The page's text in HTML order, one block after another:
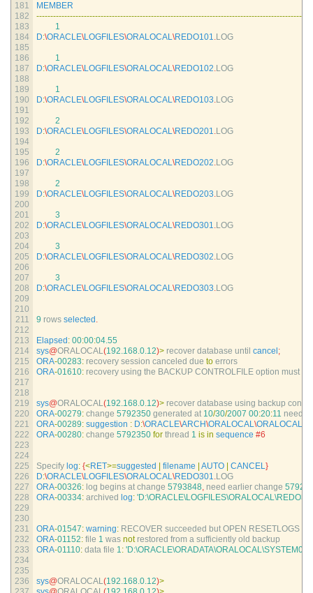
181
182
183
184
185
186
187
188
189
190
191
192
193
194
195
196
197
198
199
200
201
202
203
204
205
206
207
208
209
210
211
212
213
214
215
216
217
218
219
220
221
222
223
224
225
226
227
228
229
230
231
232
233
234
235
236
MEMBER
------------------------------------------------------------------------------------------------
1
D:\ORACLE\LOGFILES\ORALOCAL\REDO101.LOG
1
D:\ORACLE\LOGFILES\ORALOCAL\REDO102.LOG
1
D:\ORACLE\LOGFILES\ORALOCAL\REDO103.LOG
2
D:\ORACLE\LOGFILES\ORALOCAL\REDO201.LOG
2
D:\ORACLE\LOGFILES\ORALOCAL\REDO202.LOG
2
D:\ORACLE\LOGFILES\ORALOCAL\REDO203.LOG
3
D:\ORACLE\LOGFILES\ORALOCAL\REDO301.LOG
3
D:\ORACLE\LOGFILES\ORALOCAL\REDO302.LOG
3
D:\ORACLE\LOGFILES\ORALOCAL\REDO303.LOG
9 rows selected .
Elapsed : 00:00:04.55
sys@ORALOCAL(192.168.0.12)> recover database until cancel ;
ORA-00283: recovery session canceled due to errors
ORA-01610: recovery using the BACKUP CONTROLFILE option must
sys@ORALOCAL(192.168.0.12)> recover database using backup
ORA-00279: change 5792350 generated at 10/30/2007 00:20:11
ORA-00289: suggestion : D:\ORACLE\ARCH\ORALOCAL\
ORA-00280: change 5792350 for thread 1 is in sequence #6
Specify log: {<RET>=suggested filename AUTO CANCEL}
D:\ORACLE\LOGFILES\ORALOCAL\REDO301.LOG
ORA-00326: log begins at change 5793848, need earlier change
ORA-00334: archived log:
ORA-01547: warning: RECOVER succeeded but OPEN RESETLOGS
ORA-01152: file 1 was not restored from a sufficiently old backup
ORA-01110: data file 1:
sys@ORALOCAL(192.168.0.12)>